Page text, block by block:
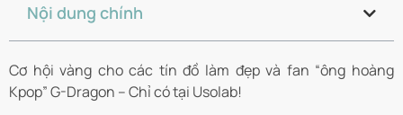
Nội dung chính
Cơ hội vàng cho các tín đồ làm đẹp và fan “ông hoàng
Kpop” G-Dragon – Chỉ có tại Usolab!